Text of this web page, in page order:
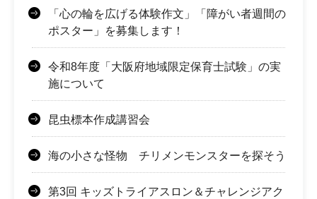
「心の輪を広げる体験作文」「障がい者週間の
ポスター」を募集します！
令和8年度「大阪府地域限定保育士試験」の実
施について
昆虫標本作成講習会
海の小さな怪物 チリメンモンスターを探そう
第3回 キッズトライアスロン＆チャレンジアク